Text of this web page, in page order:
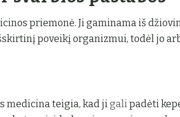
priemonė. Ji gaminama iš
poveikį organizmui, todėl jo
medicina teigia, kad ji gali padėti